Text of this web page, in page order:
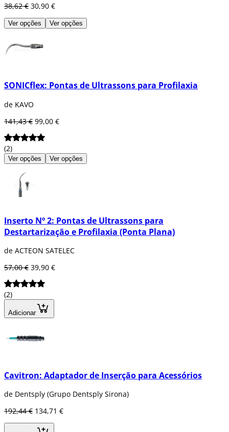
38,62 € 30,90 €
Ver opções Ver opções
SONICflex: Pontas de Ultrassons para Profilaxia
de KAVO
141,43 € 99,00 €
(2)
Ver opções Ver opções
Inserto Nº 2: Pontas de Ultrassons para
Destartarização e Profilaxia (Ponta Plana)
de ACTEON SATELEC
57,00 € 39,90 €
(2)
Adicionar
Cavitron: Adaptador de Inserção para Acessórios
de Dentsply (Grupo Dentsply Sirona)
192,44 € 134,71 €